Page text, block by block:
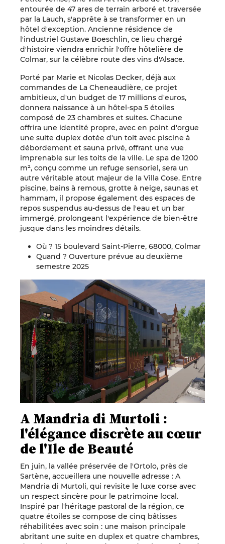
entourée de 47 ares de terrain arboré et traversée
par la Lauch, s'apprête à se transformer en un
hôtel d'exception. Ancienne résidence de
l'industriel Gustave Boeschlin, ce lieu chargé
d'histoire viendra enrichir l'offre hôtelière de
Colmar, sur la célèbre route des vins d'Alsace.
Porté par Marie et Nicolas Decker, déjà aux
commandes de La Cheneaudière, ce projet
ambitieux, d'un budget de 17 millions d'euros,
donnera naissance à un hôtel-spa 5 étoiles
composé de 23 chambres et suites. Chacune
offrira une identité propre, avec en point d'orgue
une suite duplex dotée d'un toit avec piscine à
débordement et sauna privé, offrant une vue
imprenable sur les toits de la ville. Le spa de 1200
m², conçu comme un refuge sensoriel, sera un
autre véritable atout majeur de la Villa Cose. Entre
piscine, bains à remous, grotte à neige, saunas et
hammam, il propose également des espaces de
repos suspendus au-dessus de l'eau et un bar
immergé, prolongeant l'expérience de bien-être
jusque dans les moindres détails.
Où ? 15 boulevard Saint-Pierre, 68000, Colmar
Quand ? Ouverture prévue au deuxième
semestre 2025
A Mandria di Murtoli :
l'élégance discrète au cœur
de l'Ile de Beauté
En juin, la vallée préservée de l'Ortolo, près de
Sartène, accueillera une nouvelle adresse : A
Mandria di Murtoli, qui revisite le luxe corse avec
un respect sincère pour le patrimoine local.
Inspiré par l'héritage pastoral de la région, ce
quatre étoiles se compose de cinq bâtisses
réhabilitées avec soin : une maison principale
abritant une suite en duplex et quatre chambres,